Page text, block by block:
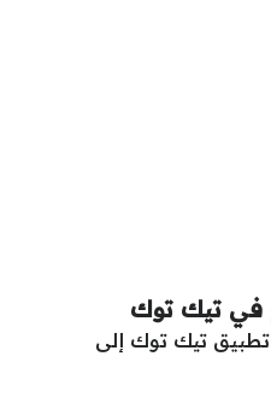
في تيك توك
تطبيق تيك توك إلى